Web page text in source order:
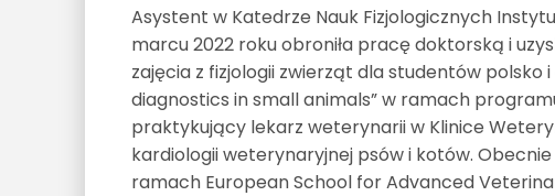
Asystent w Katedrze Nauk Fizjologicznych
marcu 2022 roku obroniła pracę doktorską i
zajęcia z fizjologii zwierząt dla studentów
diagnostics in small animals” w ramach
praktykujący lekarz weterynarii w Klinice
kardiologii weterynaryjnej psów i kotów.
ramach European School for Advanced